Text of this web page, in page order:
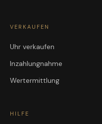
VERKAUFEN
Uhr verkaufen
Inzahlungnahme
Wertermittlung
HILFE